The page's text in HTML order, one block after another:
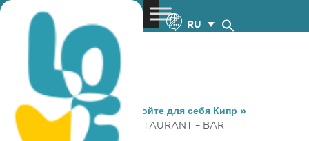
RU
You are here: Home »Откройте для себя Кипр »
Gastronomy
» EROFILI RESTAURANT – BAR